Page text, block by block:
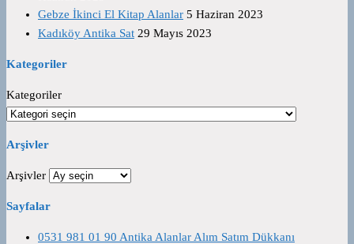
Gebze İkinci El Kitap Alanlar 5 Haziran 2023
Kadıköy Antika Sat 29 Mayıs 2023
Kategoriler
Kategoriler
Arşivler
Arşivler
Sayfalar
0531 981 01 90 Antika Alanlar Alım Satım Dükkanı